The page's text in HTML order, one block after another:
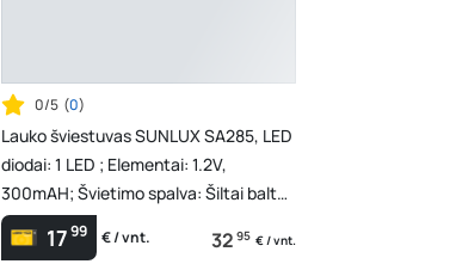
0/5 (0)
Lauko šviestuvas SUNLUX SA285, LED
diodai: 1 LED ; Elementai: 1.2V,
300mAH; Švietimo spalva: Šiltai balta;
Korpusas: Met...
1799 € / vnt. 32 95 € / vnt.